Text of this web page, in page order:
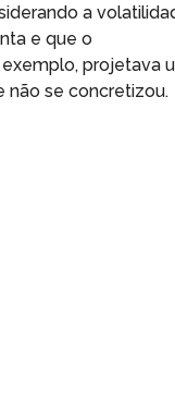
a
e que o
projetava
não se concretizou.